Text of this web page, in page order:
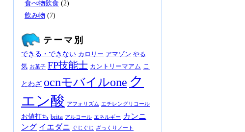
食べ物飲食 (2)
飲み物 (7)
テーマ別
できる・できない カロリー アマゾン やる
気 お菓子 FP技能士 カントリーマアム こ
とわざ ocnモバイルone ク
エン酸
アフォリズム エチレングリコール
お値打ち brita アルコール エネルギー
カンニ
ング イエダニ ぐじぐじ ざっくりノート